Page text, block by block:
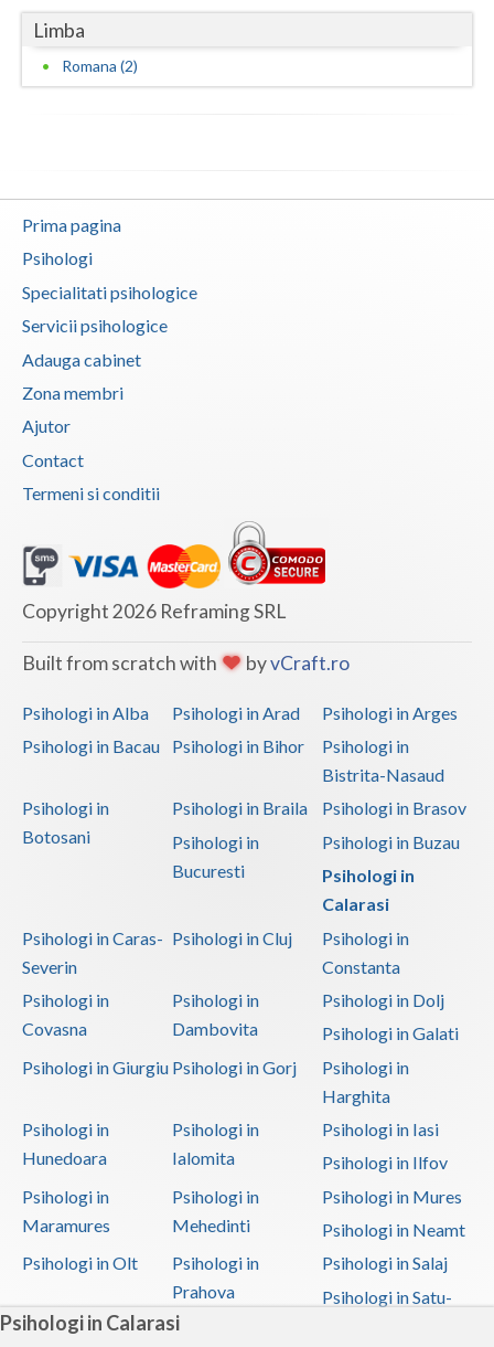
Psihologi in Calarasi
Limba
Romana (2)
Prima pagina
Psihologi
Specialitati psihologice
Servicii psihologice
Adauga cabinet
Zona membri
Ajutor
Contact
Termeni si conditii
Copyright 2026 Reframing SRL
Built from scratch with byvCraft.ro
Psihologi in Alba Psihologi in Arad
Psihologi in Arges
Psihologi in Bacau
Psihologi in Bihor
Psihologi in
Bistrita-Nasaud
Psihologi in
Botosani
Psihologi in Braila
Psihologi in Brasov
Psihologi in
Bucuresti
Psihologi in Buzau
Psihologi in
Calarasi
Psihologi in Caras-
Severin
Psihologi in Cluj
Psihologi in
Constanta
Psihologi in
Covasna
Psihologi in
Dambovita
Psihologi in Dolj
Psihologi in Galati
Psihologi in Giurgiu Psihologi in Gorj
Psihologi in
Harghita
Psihologi in
Hunedoara
Psihologi in
Ialomita
Psihologi in Iasi
Psihologi in Ilfov
Psihologi in
Maramures
Psihologi in
Mehedinti
Psihologi in Mures
Psihologi in Neamt
Psihologi in Olt
Psihologi in
Prahova
Psihologi in Salaj
Psihologi in Satu-